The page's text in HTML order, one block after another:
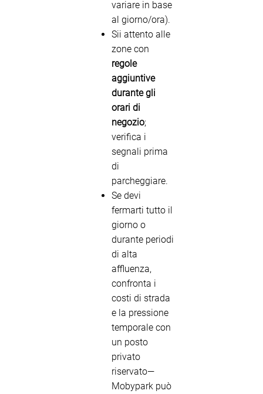
variare in base
al giorno/ora).
Sii attento alle
zone con
regole
aggiuntive
durante gli
orari di
negozio;
verifica i
segnali prima
di
parcheggiare.
Se devi
fermarti tutto il
giorno o
durante periodi
di alta
affluenza,
confronta i
costi di strada
e la pressione
temporale con
un posto
privato
riservato—
Mobypark può